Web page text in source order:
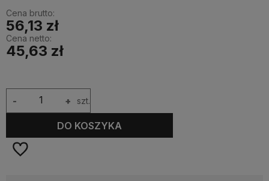
Cena brutto:
56,13 zł
Cena netto:
45,63 zł
+
- szt.
DO KOSZYKA